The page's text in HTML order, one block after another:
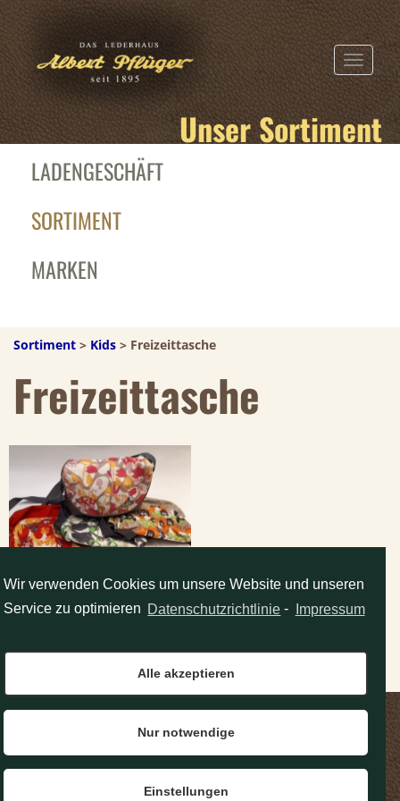
TOGGLE
Unser Sortiment
LADENGESCHÄFT
SORTIMENT
MARKEN
Sortiment > Kids > Freizeittasche
Freizeittasche
FREIZEITTASCHE –
VAUDE
PFLÜGER
ALBERT PFLÜGER e.U.
10. Oktober-Straße 8
A-9020 KLAGENFURT
Fax: 0463 / 55687-4
Email: office@pflueger.at
Wir verwenden Cookies um unsere Website und unseren
Service zu optimieren Datenschutzrichtlinie - Impressum
Alle akzeptieren
Nur notwendige
Einstellungen